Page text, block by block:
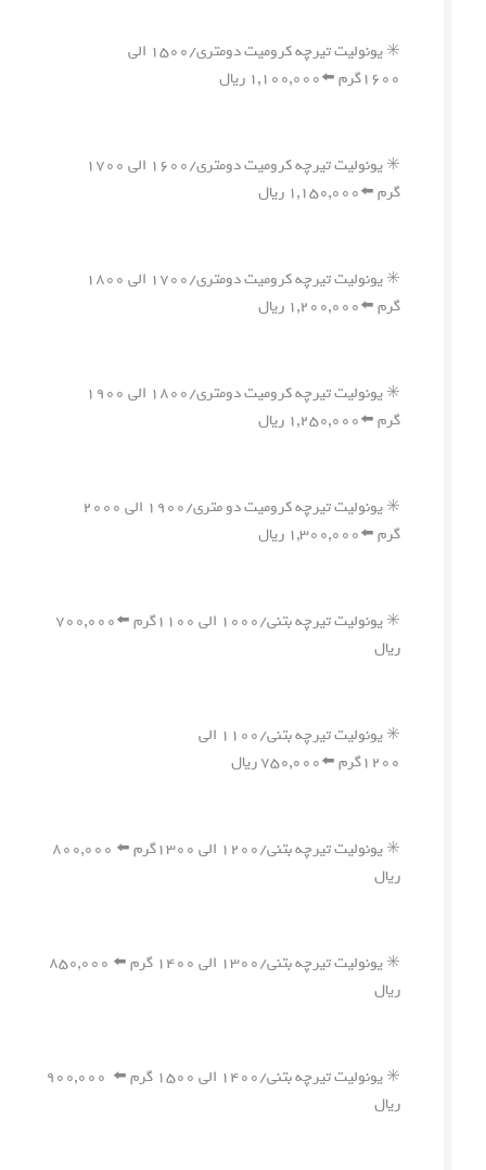
✳️ یونولیت تیرچه کرومیت دومتری/۱۵۰۰ الی
۱۶۰۰گرم ⬅️۱,۱۰۰,۰۰۰ ریال
✳️ یونولیت تیرچه کرومیت دومتری/۱۶۰۰ الی ۱۷۰۰
گرم ⬅️۱,۱۵۰,۰۰۰ ریال
✳️ یونولیت تیرچه کرومیت دومتری/۱۷۰۰ الی ۱۸۰۰
گرم ⬅️۱,۲۰۰,۰۰۰ ریال
✳️ یونولیت تیرچه کرومیت دومتری/۱۸۰۰ الی ۱۹۰۰
گرم ⬅️۱,۲۵۰,۰۰۰ ریال
✳️ یونولیت تیرچه کرومیت دو متری/۱۹۰۰ الی ۲۰۰۰
گرم ⬅️۱,۳۰۰,۰۰۰ ریال
✳️ یونولیت تیرچه بتنی/۱۰۰۰ الی ۱۱۰۰گرم ⬅️۷۰۰,۰۰۰
ریال
✳️ یونولیت تیرچه بتنی/۱۱۰۰ الی
۱۲۰۰گرم ⬅️۷۵۰,۰۰۰ ریال
✳️ یونولیت تیرچه بتنی/۱۲۰۰ الی ۱۳۰۰گرم ⬅️ ۸۰۰,۰۰۰
ریال
✳️ یونولیت تیرچه بتنی/۱۳۰۰ الی ۱۴۰۰ گرم ⬅️ ۸۵۰,۰۰۰
ریال
✳️ یونولیت تیرچه بتنی/۱۴۰۰ الی ۱۵۰۰ گرم ⬅️ ۹۰۰,۰۰۰
ریال